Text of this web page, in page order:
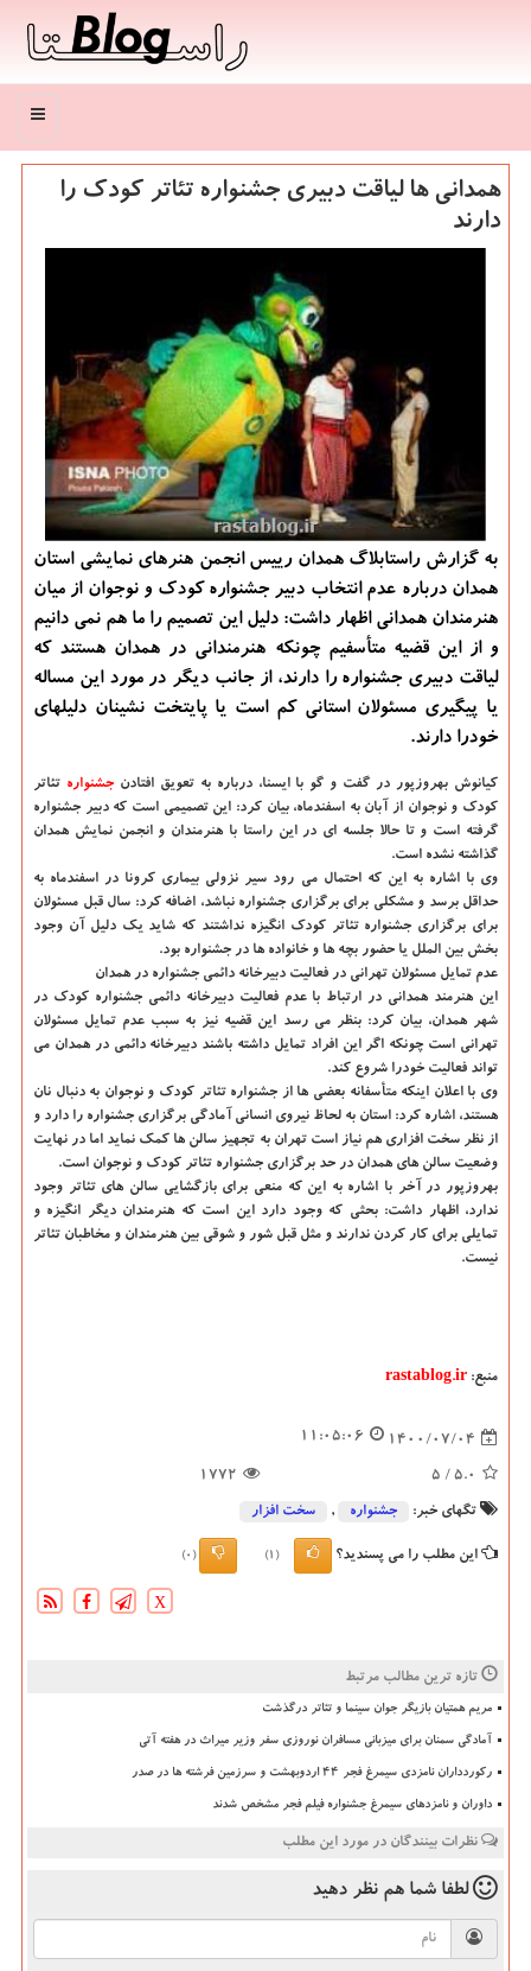
منو
همدانی ها لیاقت دبیری جشنواره تئاتر کودک را
دارند
به گزارش راستابلاگ همدان رییس انجمن هنرهای نمایشی استان
همدان درباره عدم انتخاب دبیر جشنواره کودک و نوجوان از میان
هنرمندان همدانی اظهار داشت: دلیل این تصمیم را ما هم نمی دانیم
و از این قضیه متأسفیم چونکه هنرمندانی در همدان هستند که
لیاقت دبیری جشنواره را دارند، از جانب دیگر در مورد این مساله
یا پیگیری مسئولان استانی کم است یا پایتخت نشینان دلیلهای
خودرا دارند.
کیانوش بهروزپور در گفت و گو با ایسنا، درباره به تعویق افتادنجشنواره تئاتر
کودک و نوجوان از آبان به اسفندماه، بیان کرد: این تصمیمی است که دبیر جشنواره
گرفته است و تا حالا جلسه ای در این راستا با هنرمندان و انجمن نمایش همدان
گذاشته نشده است.
وی با اشاره به این که احتمال می رود سیر نزولی بیماری کرونا در اسفندماه به
حداقل برسد و مشکلی برای برگزاری جشنواره نباشد، اضافه کرد: سال قبل مسئولان
برای برگزاری جشنواره تئاتر کودک انگیزه نداشتند که شاید یک دلیل آن وجود
بخش بین الملل یا حضور بچه ها و خانواده ها در جشنواره بود.
عدم تمایل مسئولان تهرانی در فعالیت دبیرخانه دائمی جشنواره در همدان
این هنرمند همدانی در ارتباط با عدم فعالیت دبیرخانه دائمی جشنواره کودک در
شهر همدان، بیان کرد: بنظر می رسد این قضیه نیز به سبب عدم تمایل مسئولان
تهرانی است چونکه اگر این افراد تمایل داشته باشند دبیرخانه دائمی در همدان می
تواند فعالیت خودرا شروع کند.
وی با اعلان اینکه متأسفانه بعضی ها از جشنواره تئاتر کودک و نوجوان به دنبال نان
هستند، اشاره کرد: استان به لحاظ نیروی انسانی آمادگی برگزاری جشنواره را دارد و
از نظر سخت افزاری هم نیاز است تهران به تجهیز سالن ها کمک نماید اما در نهایت
وضعیت سالن های همدان در حد برگزاری جشنواره تئاتر کودک و نوجوان است.
بهروزپور در آخر با اشاره به این که منعی برای بازگشایی سالن های تئاتر وجود
ندارد، اظهار داشت: بحثی که وجود دارد این است که هنرمندان دیگر انگیزه و
تمایلی برای کار کردن ندارند و مثل قبل شور و شوقی بین هنرمندان و مخاطبان تئاتر
نیست.
منبع: rastablog.ir
1400/07/04
11:05:06
5.0
/ 5
1772
تگهای خبر: جشنواره , سخت افزار
این مطلب را می پسندید؟ (1)
(0)
X
تازه ترین مطالب مرتبط
مریم همتیان بازیگر جوان سینما و تئاتر درگذشت
آمادگی سمنان برای میزبانی مسافران نوروزی سفر وزیر میراث در هفته آتی
رکوردداران نامزدی سیمرغ فجر ۴۴ اردوبهشت و سرزمین فرشته ها در صدر
داوران و نامزدهای سیمرغ جشنواره فیلم فجر مشخص شدند
نظرات بینندگان در مورد این مطلب
لطفا شما هم نظر دهید